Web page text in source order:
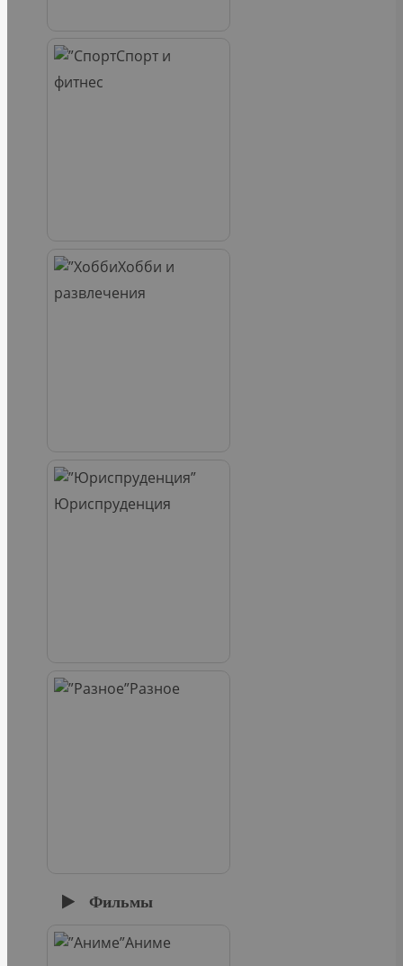
Спорт и
фитнес
Хобби и
развлечения
Юриспруденция
Разное
Фильмы
Аниме